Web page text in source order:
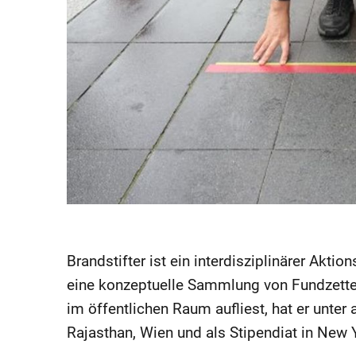
Brandstifter ist ein interdisziplinärer
eine konzeptuelle Sammlung von
im öffentlichen Raum aufliest, hat er unter
Rajasthan, Wien und als Stipendiat in